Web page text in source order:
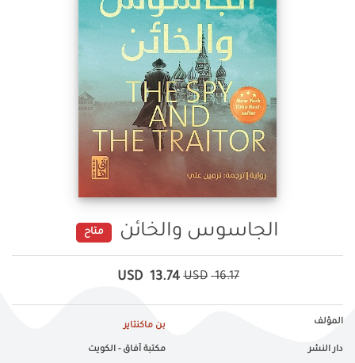
الجاسوس والخائن متاح
16.17
USD
13.74
USD
المؤلف بن ماكنتاير
دار النشر مكتبة آفاق - الكويت